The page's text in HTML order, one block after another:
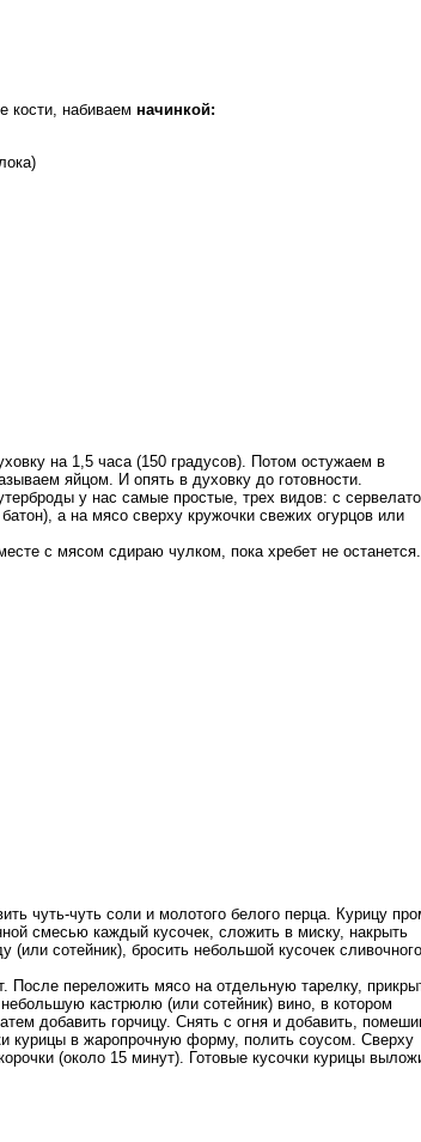
кости, набиваем начинкой:
на 1,5 часа (150 градусов). Потом остужаем в
яйцом. И опять в духовку до готовности.
у нас самые простые, трех видов: с
а на мясо сверху кружочки свежих огурцов или
с мясом сдираю чулком, пока хребет не
чуть-чуть соли и молотого белого перца. Курицу
смесью каждый кусочек, сложить в миску, накрыть
(или сотейник), бросить небольшой кусочек сливочного
переложить мясо на отдельную тарелку,
кастрюлю (или сотейник) вино, в котором
добавить горчицу. Снять с огня и добавить,
курицы в жаропрочную форму, полить соусом. Сверху
(около 15 минут). Готовые кусочки курицы